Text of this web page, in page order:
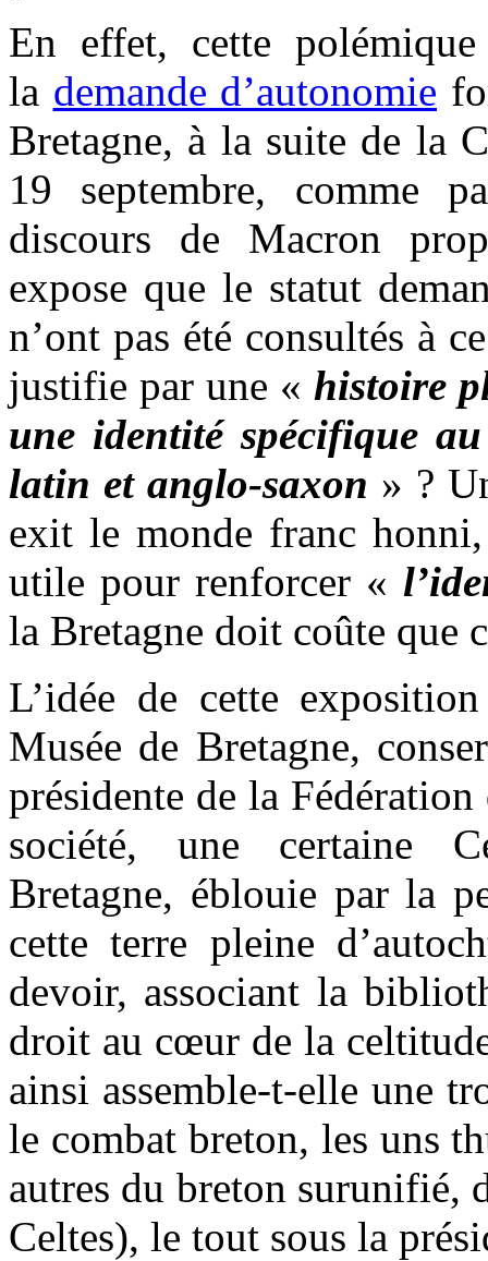
En effet, cette
la demande d’autonomie
Bretagne, à la suite de la
19 septembre, comme
discours de Macron
expose que le statut
n’ont pas été consultés à
justifie par une « histoire
une identité spécifique
latin et anglo-saxon » ?
exit le monde franc
utile pour renforcer «
la Bretagne doit coûte que
L’idée de cette
Musée de Bretagne,
présidente de la Fédération
société, une certaine
Bretagne, éblouie par la
cette terre pleine
devoir, associant la
droit au cœur de la
ainsi assemble-t-elle une
le combat breton, les uns
autres du breton surunifié,
Celtes), le tout sous la